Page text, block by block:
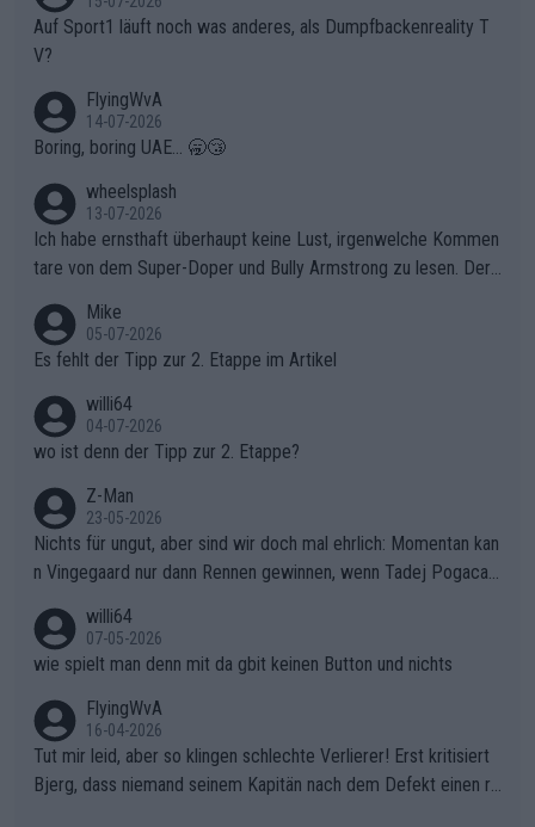
Auf Sport1 läuft noch was anderes, als Dumpfbackenreality T
V?
FlyingWvA
14-07-2026
Boring, boring UAE... 🥱😴
wheelsplash
13-07-2026
Ich habe ernsthaft überhaupt keine Lust, irgenwelche Kommen
tare von dem Super-Doper und Bully Armstrong zu lesen. Der
r die gehört nicht in dieses Medium!
Mike
05-07-2026
Es fehlt der Tipp zur 2. Etappe im Artikel
willi64
04-07-2026
wo ist denn der Tipp zur 2. Etappe?
Z-Man
23-05-2026
Nichts für ungut, aber sind wir doch mal ehrlich: Momentan kan
n Vingegaard nur dann Rennen gewinnen, wenn Tadej Pogacar
willi64
07-05-2026
wie spielt man denn mit da gbit keinen Button und nichts
FlyingWvA
16-04-2026
Tut mir leid, aber so klingen schlechte Verlierer! Erst kritisiert
Bjerg, dass niemand seinem Kapitän nach dem Defekt einen ro